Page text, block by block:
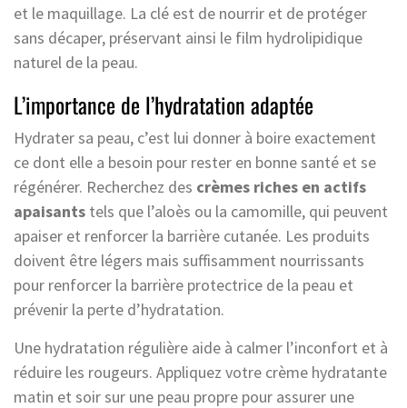
et le maquillage. La clé est de nourrir et de protéger
sans décaper, préservant ainsi le film hydrolipidique
naturel de la peau.
L’importance de l’hydratation adaptée
Hydrater sa peau, c’est lui donner à boire exactement
ce dont elle a besoin pour rester en bonne santé et se
régénérer. Recherchez des crèmes riches en actifs
apaisants tels que l’aloès ou la camomille, qui peuvent
apaiser et renforcer la barrière cutanée. Les produits
doivent être légers mais suffisamment nourrissants
pour renforcer la barrière protectrice de la peau et
prévenir la perte d’hydratation.
Une hydratation régulière aide à calmer l’inconfort et à
réduire les rougeurs. Appliquez votre crème hydratante
matin et soir sur une peau propre pour assurer une